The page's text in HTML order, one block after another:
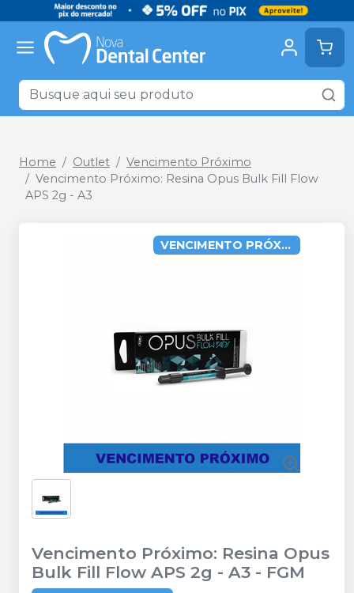
Home Outlet
Vencimento Próximo
Vencimento Próximo: Resina Opus Bulk Fill Flow
APS 2g - A3
VENCIMENTO PRÓXIMO
Vencimento Próximo: Resina Opus
Bulk Fill Flow APS 2g - A3 - FGM